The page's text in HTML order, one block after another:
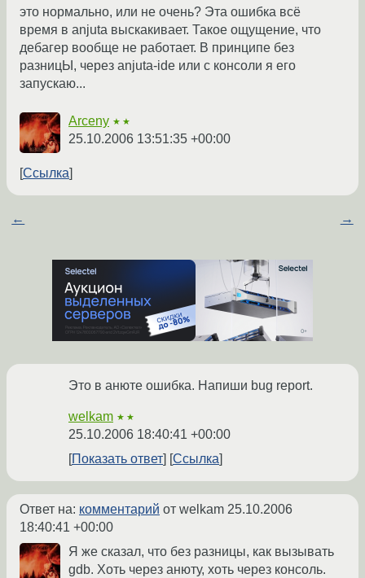
это нормально, или не очень? Эта ошибка всё
время в anjuta выскакивает. Такое ощущение, что
дебагер вообще не работает. В принципе без
разницЫ, через anjuta-ide или с консоли я его
запускаю...
Arceny ★★
25.10.2006 13:51:35 +00:00
Ссылка
← →
Это в анюте ошибка. Напиши bug report.
welkam ★★
25.10.2006 18:40:41 +00:00
Показать ответ
Ссылка
Ответ на: комментарий от welkam 25.10.2006
18:40:41 +00:00
Я же сказал, что без разницы, как вызывать
gdb. Хоть через анюту, хоть через консоль.